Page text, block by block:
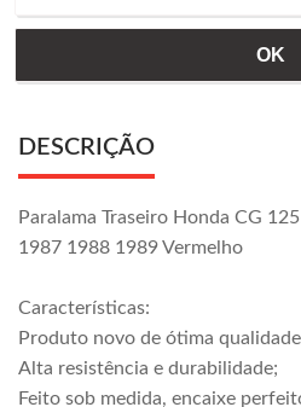
DESCRIÇÃO
Paralama Traseiro Honda CG
1987 1988 1989 Vermelho
Características:
Produto novo de ótima
Alta resistência e durabilidade;
Feito sob medida, encaixe